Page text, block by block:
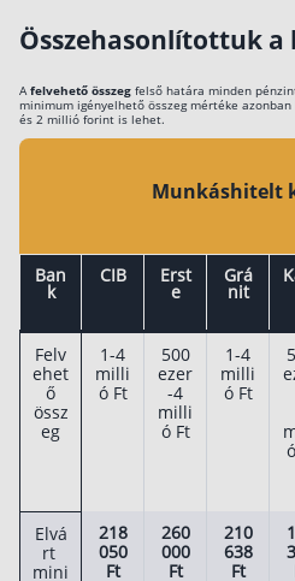
Összehasonlítottuk
Afelvehető összeg felső határa minden
minimum igényelhető összeg mértéke
és 2 millió forint is lehet.
Munkáshitelt
Ban
k
CIB Erst
e
Grá
nit
Felv
ehet
ő
össz
eg
1-4
milli
ó Ft
500
ezer
-4
milli
ó Ft
1-4
milli
ó Ft
Elvá
rt
mini
218
050
Ft
260
000
Ft
210
638
Ft